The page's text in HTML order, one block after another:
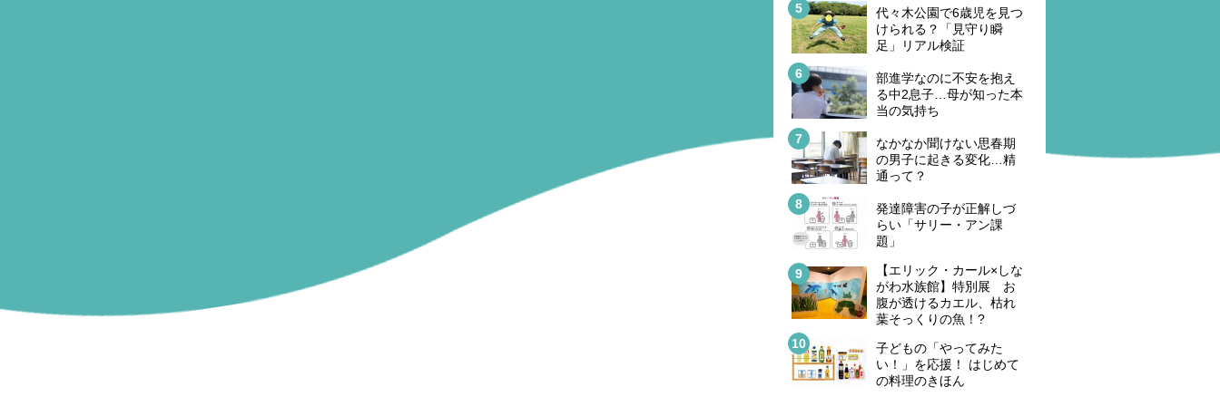
代々木公園で6歳児を見つ
けられる？「見守り瞬
足」リアル検証
部進学なのに不安を抱え
る中2息子…母が知った本
当の気持ち
なかなか聞けない思春期
の男子に起きる変化…精
通って？
発達障害の子が正解しづ
らい「サリー・アン課
題」
【エリック・カール×しな
がわ水族館】特別展 お
腹が透けるカエル、枯れ
葉そっくりの魚！?
子どもの「やってみた
い！」を応援！ はじめて
の料理のきほん